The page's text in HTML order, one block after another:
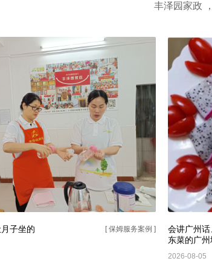
丰泽园家政
子坐的
[ 保姆服务案例 ]
会讲广州
东菜的广州
2026-08-05